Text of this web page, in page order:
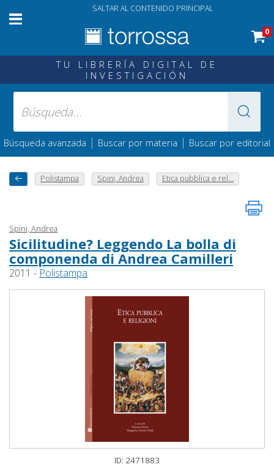
SALTAR AL CONTENIDO PRINCIPAL
0
TU LIBRERÍA DIGITAL DE
INVESTIGACIÓN
Búsqueda avanzada | Buscar por materia | Buscar por editorial
Polistampa Spini, Andrea Etica pubblica e rel...
Spini, Andrea
Sicilitudine? Leggendo La bolla di
componenda di Andrea Camilleri
2011 - Polistampa
ID: 2471883